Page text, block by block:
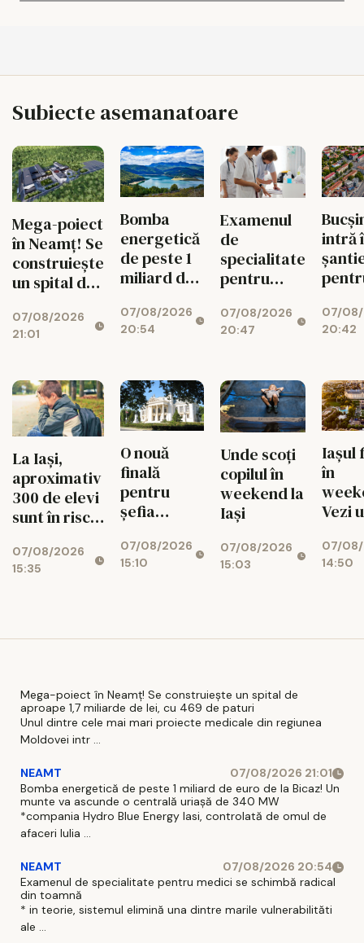
Subiecte asemanatoare
Mega-poiect
în Neamț! Se
construiește
un spital de
miliarde de
lei, cu 469
07/08/2026
21:01
Bomba
energetică
de peste 1
miliard de
Bicaz! Un
munte va
centrală
uriașă de
340 MW
07/08/2026
20:54
Examenul
de
specialitate
pentru
schimbă
radical din
07/08/2026
20:47
intră
07/
20:42
La Iași,
aproximativ
300 de elevi
sunt în risc
07/08/2026
15:35
O nouă
finală
pentru
șefia
Au rămas
doi
07/08/2026
15:10
Unde scoți
copilul în
weekend la
Iași
07/08/2026
15:03
Iașul
în
Vezi
ieși
9
07/
14:50
Mega-poiect în Neamț! Se construiește un spital de
aproape 1,7 miliarde de lei, cu 469 de paturi
Unul dintre cele mai mari proiecte medicale din regiunea
Moldovei intr ...
NEAMT
07/08/2026 21:01
Bomba energetică de peste 1 miliard de euro de la Bicaz! Un
munte va ascunde o centrală uriașă de 340 MW
*compania Hydro Blue Energy Iasi, controlată de omul de
afaceri Iulia ...
NEAMT
07/08/2026 20:54
Examenul de specialitate pentru medici se schimbă radical
din toamnă
* in teorie, sistemul elimină una dintre marile vulnerabilităti
ale ...